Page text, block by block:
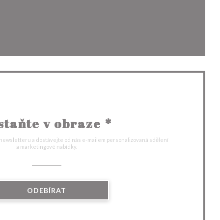
okně))
v obraze *
a dostávejte od nás e-mailem personalizovaná sdělení
a marketingové nabídky.
ODEBÍRAT